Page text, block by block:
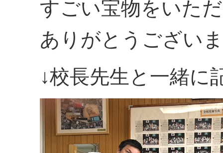
すごい宝物をいた
ありがとうござい
↓校長先生と一緒